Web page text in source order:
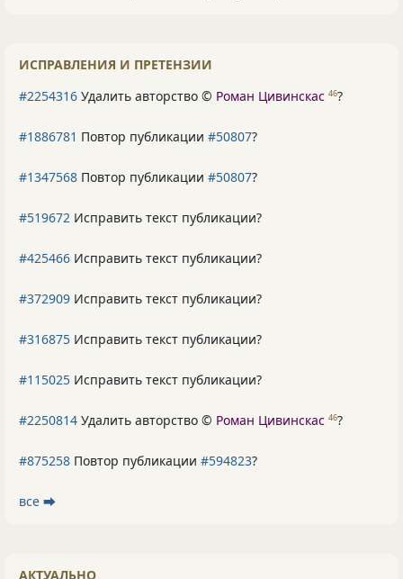
ИСПРАВЛЕНИЯ И ПРЕТЕНЗИИ
#2254316 Удалить авторство © Роман Цивинскас 46?
#1886781 Повтор публикации #50807?
#1347568 Повтор публикации #50807?
#519672 Исправить текст публикации?
#425466 Исправить текст публикации?
#372909 Исправить текст публикации?
#316875 Исправить текст публикации?
#115025 Исправить текст публикации?
#2250814 Удалить авторство © Роман Цивинскас 46?
#875258 Повтор публикации #594823?
все ⮕
АКТУАЛЬНО